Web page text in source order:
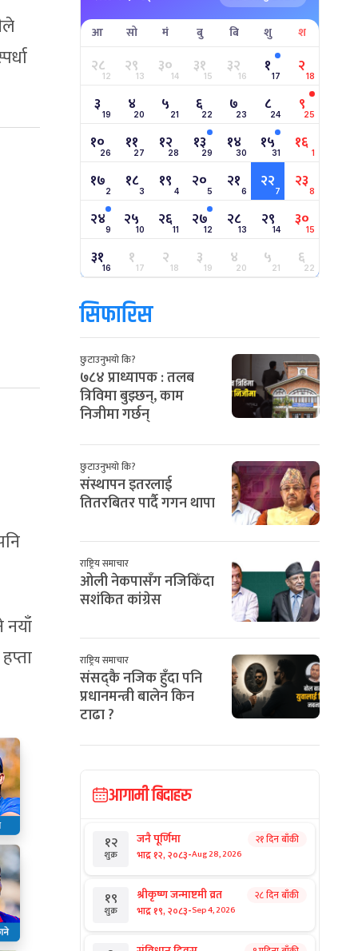
आ सो मं बु बि शु श
२८12 २९13 ३०14 ३१15 ३२16 १17 २18
३ 19 ४20 ५ 21 ६22 ७23 ८24 ९25
१०26 ११27 १२28 १३29 १४30 १५31 १६ 1
१७2 १८3 १९ 4 २०5 २१6 २२7 २३8
२४9 २५10 २६11 २७12 २८13 २९14 ३०15
३१16 १17 २18 ३19 ४20 ५21 ६22
सिफारिस
छुटाउनुभयो कि?
७८४ प्राध्यापक : तलब
त्रिविमा बुझ्छन्, काम
निजीमा गर्छन्
छुटाउनुभयो कि?
संस्थापन इतरलाई
तितरबितर पार्दै गगन थापा
राष्ट्रिय समाचार
ओली नेकपासँग नजिकिँदा
सशंकित कांग्रेस
राष्ट्रिय समाचार
संसद्कै नजिक हुँदा पनि
प्रधानमन्त्री बालेन किन
टाढा ?
आगामी बिदाहरु
१२
शुक्र
जनै पूर्णिमा
भाद्र १२, २०८३-Aug 28, 2026
२१ दिन बाँकी
१९
शुक्र
श्रीकृष्ण जन्माष्टमी व्रत
भाद्र १९, २०८३-Sep 4, 2026
२८ दिन बाँकी